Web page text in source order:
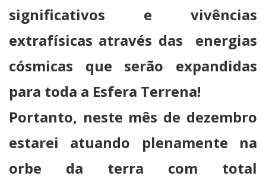
significativos e vivências
extrafísicas através das energias
cósmicas que serão expandidas
para toda a Esfera Terrena!
Portanto, neste mês de dezembro
estarei atuando plenamente na
orbe da terra com total